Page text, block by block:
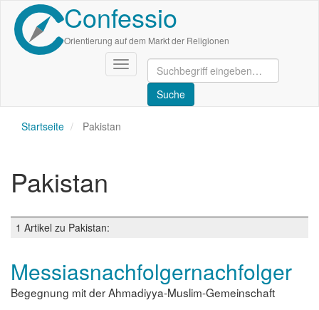
Direkt
zum
Inhalt
Confessio
Orientierung auf dem Markt der Religionen
Navigation
aktivieren/deaktivieren
Startseite Pakistan
Pakistan
1 Artikel zu Pakistan:
Messiasnachfolgernachfolger
Begegnung mit der Ahmadiyya-Muslim-Gemeinschaft